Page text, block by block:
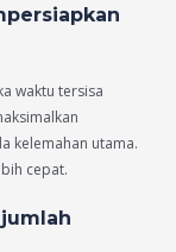
waktu tersisa
kelemahan utama.
cepat.